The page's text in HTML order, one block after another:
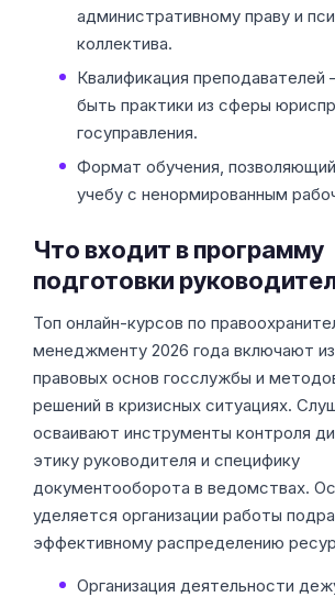
административному праву и
коллектива.
Квалификация
быть практики из сферы
госуправления.
Формат обучения,
учебу с ненормированным
Что входит в программу
подготовки
Топ онлайн-курсов по
менеджменту 2026 года включают
правовых основ госслужбы и
решений в кризисных ситуациях.
осваивают инструменты контроля
этику руководителя и специфику
документооборота в ведомствах.
уделяется организации работы
эффективному распределению
Организация деятельности